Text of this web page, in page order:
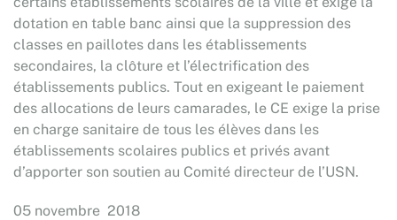
dotation en table banc ainsi que la suppression des
classes en paillotes dans les établissements
secondaires, la clôture et l’électrification des
établissements publics. Tout en exigeant le paiement
des allocations de leurs camarades, le CE exige la prise
en charge sanitaire de tous les élèves dans les
établissements scolaires publics et privés avant
d’apporter son soutien au Comité directeur de l’USN.
05 novembre 2018